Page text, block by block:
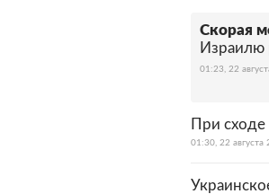
Скорая
Израилю
01:23, 22
При сходе
01:30, 22 августа